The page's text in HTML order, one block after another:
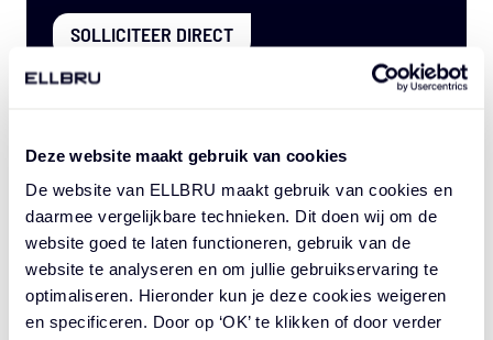
Deze website maakt gebruik van cookies
De website van ELLBRU maakt gebruik van cookies en
daarmee vergelijkbare technieken. Dit doen wij om de
website goed te laten functioneren, gebruik van de
website te analyseren en om jullie gebruikservaring te
optimaliseren. Hieronder kun je deze cookies weigeren
en specificeren. Door op ‘OK’ te klikken of door verder
SOLLICITEER DIRECT
MEER VACATURES CHECKEN?
VERGELIJKBARE VACATURES